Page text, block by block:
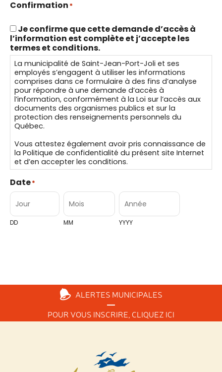
Confirmation *
Je confirme que cette demande d’accès à
l’information est complète et j’accepte les
termes et conditions.
La municipalité de Saint-Jean-Port-Joli et ses
employés s’engagent à utiliser les informations
comprises dans ce formulaire à des fins d’analyse
pour répondre à une demande d’accès à
l’information, conformément à la Loi sur l’accès aux
documents des organismes publics et sur la
protection des renseignements personnels du
Québec.
Vous attestez également avoir pris connaissance de
la Politique de confidentialité du présent site Internet
et d’en accepter les conditions.
Date*
DD MM YYYY
ALERTES MUNICIPALES
POUR VOUS INSCRIRE, CLIQUEZ ICI